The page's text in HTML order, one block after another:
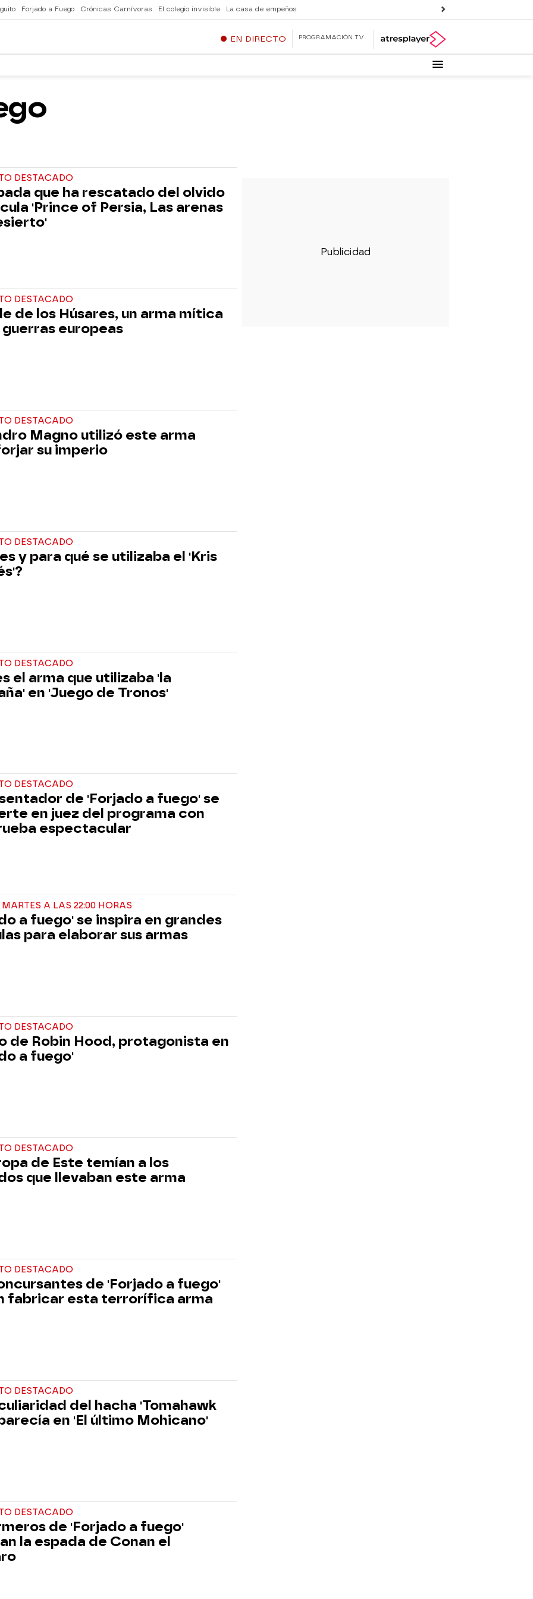
Forjado a Fuego Crónicas Carnívoras El colegio invisible La casa de empeños
EN DIRECTO PROGRAMACIÓN TV
DESTACADO
que ha rescatado del olvido
'Prince of Persia, Las arenas
DESTACADO
de los Húsares, un arma mítica
guerras europeas
DESTACADO
Magno utilizó este arma
su imperio
DESTACADO
y para qué se utilizaba el 'Kris
DESTACADO
el arma que utilizaba 'la
en 'Juego de Tronos'
DESTACADO
de 'Forjado a fuego' se
en juez del programa con
espectacular
MARTES A LAS 22:00 HORAS
a fuego' se inspira en grandes
para elaborar sus armas
DESTACADO
de Robin Hood, protagonista en
a fuego'
DESTACADO
de Este temían a los
que llevaban este arma
DESTACADO
de 'Forjado a fuego'
fabricar esta terrorífica arma
DESTACADO
del hacha 'Tomahawk
en 'El último Mohicano'
DESTACADO
de 'Forjado a fuego'
la espada de Conan el